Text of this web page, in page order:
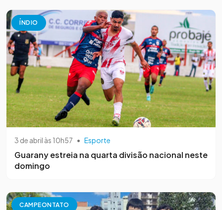
ÍNDIO
3 de abril às 10h57 • Esporte
Guarany estreia na quarta divisão nacional neste
domingo
CAMPEONTATO